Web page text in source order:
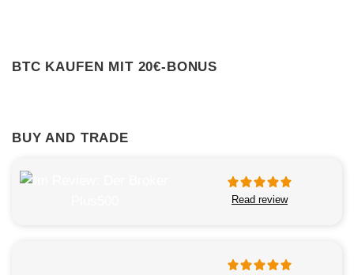
BTC KAUFEN MIT 20€-BONUS
BUY AND TRADE
Read review